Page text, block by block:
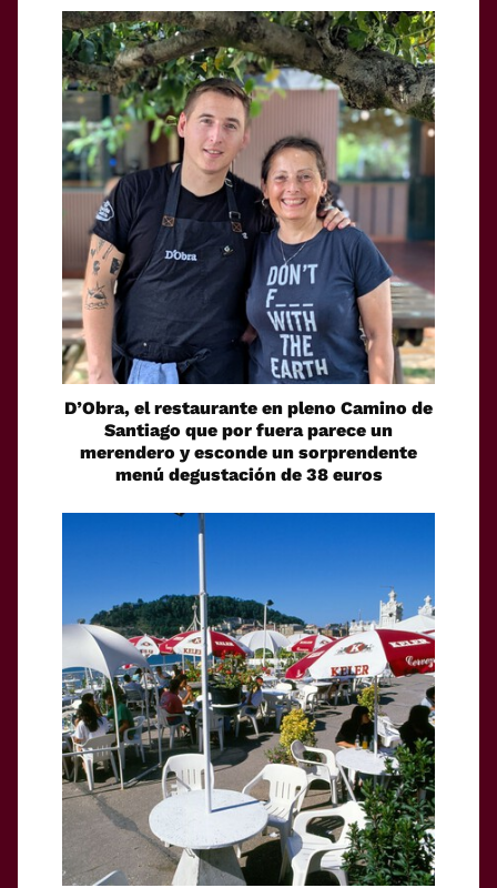
D’Obra, el restaurante en pleno Camino de
Santiago que por fuera parece un
merendero y esconde un sorprendente
menú degustación de 38 euros